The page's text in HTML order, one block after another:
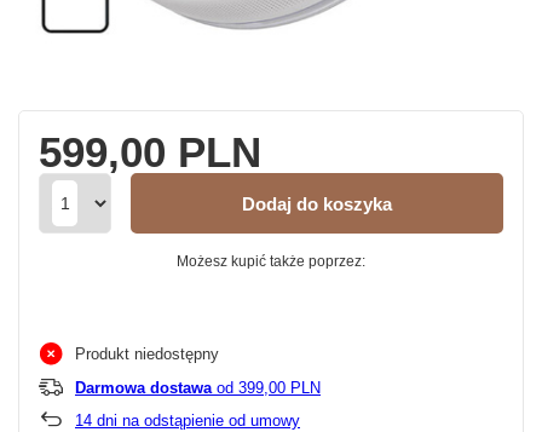
599,00 PLN
Dodaj do koszyka
Możesz kupić także poprzez:
Produkt niedostępny
Darmowa dostawa od 399,00 PLN
14 dni na odstąpienie od umowy